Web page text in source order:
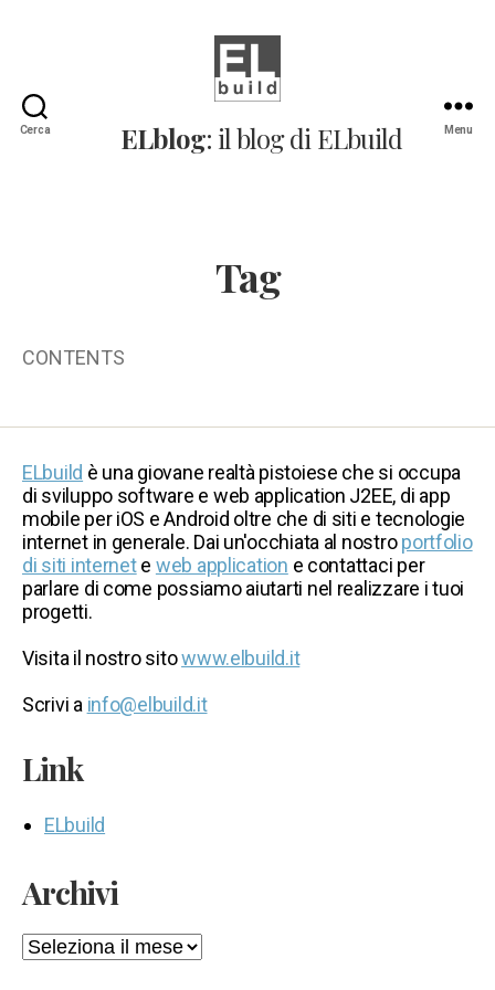
Cerca
Il
blog
ELblog: il blog di ELbuild Menu
Tag
CONTENTS
ELbuild è una giovane realtà pistoiese che si occupa
di sviluppo software e web application J2EE, di app
mobile per iOS e Android oltre che di siti e tecnologie
internet in generale. Dai un'occhiata al nostroportfolio
di siti internete web application e contattaci per
parlare di come possiamo aiutarti nel realizzare i tuoi
progetti.
Visita il nostro sitowww.elbuild.it
Scrivi a info@elbuild.it
Link
ELbuild
Archivi
Archivi